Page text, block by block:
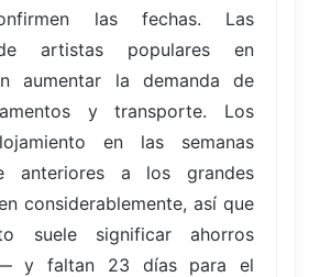
las fechas. Las
artistas populares en
aumentar la demanda de
y transporte. Los
en las semanas
anteriores a los grandes
considerablemente, así que
suele significar ahorros
— y faltan 23 días para el